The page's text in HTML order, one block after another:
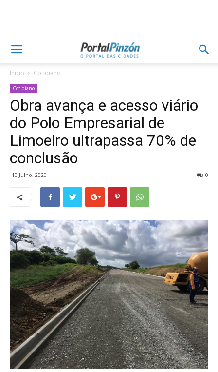
Inicio Cotidiano
Cotidiano
Obra avança e acesso viário
do Polo Empresarial de
Limoeiro ultrapassa 70% de
conclusão
10 Julho, 2020 0